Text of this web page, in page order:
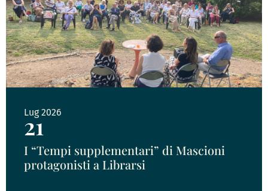
Lug 2026
21
I “Tempi supplementari” di Mascioni
protagonisti a Librarsi